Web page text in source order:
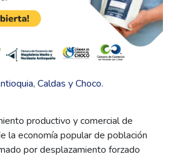
Caldas y Choco.
productivo y comercial de
la economía popular de población
por desplazamiento forzado